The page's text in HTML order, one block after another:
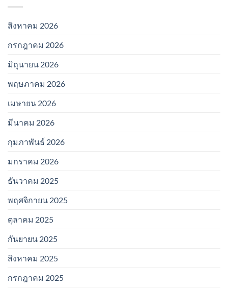
สิงหาคม 2026
กรกฎาคม 2026
มิถุนายน 2026
พฤษภาคม 2026
เมษายน 2026
มีนาคม 2026
กุมภาพันธ์ 2026
มกราคม 2026
ธันวาคม 2025
พฤศจิกายน 2025
ตุลาคม 2025
กันยายน 2025
สิงหาคม 2025
กรกฎาคม 2025